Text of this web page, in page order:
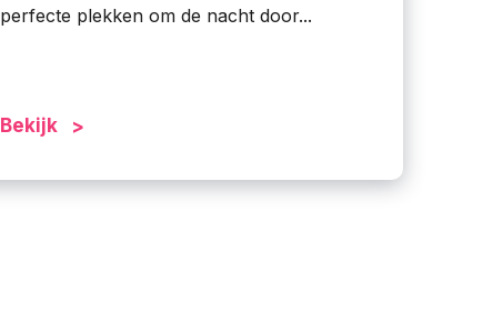
perfecte plekken om de nacht door...
Bekijk